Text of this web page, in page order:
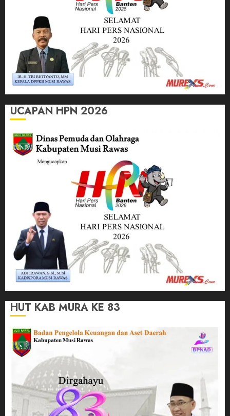
UCAPAN HPN 2026
HUT KAB MURA KE 83